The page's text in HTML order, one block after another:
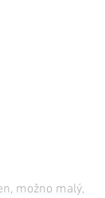
možno malý,